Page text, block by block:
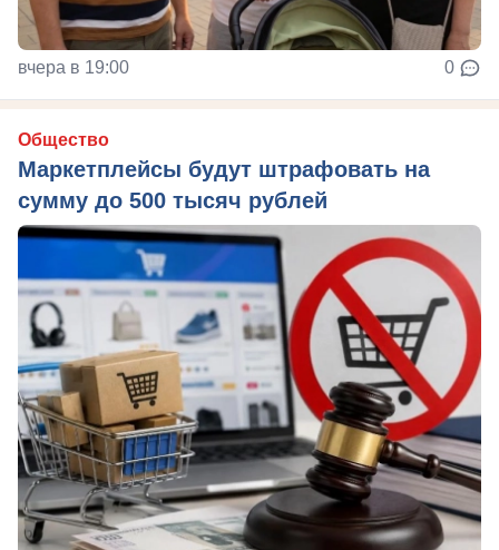
вчера в 19:00 0
Общество
Маркетплейсы будут штрафовать на
сумму до 500 тысяч рублей